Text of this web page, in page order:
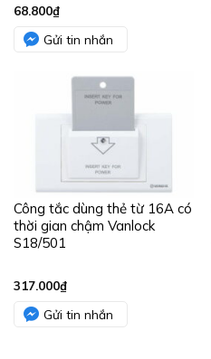
68.800₫
Gửi tin nhắn
Công tắc dùng thẻ từ 16A có
thời gian chậm Vanlock
S18/501
317.000₫
Gửi tin nhắn